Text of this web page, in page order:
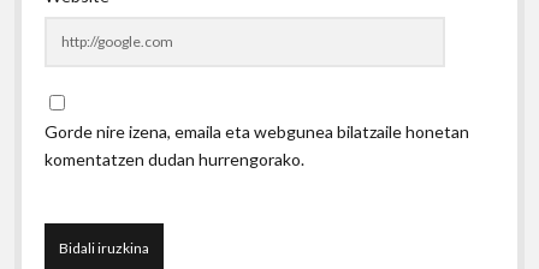
Gorde nire izena, emaila eta webgunea bilatzaile honetan
komentatzen dudan hurrengorako.